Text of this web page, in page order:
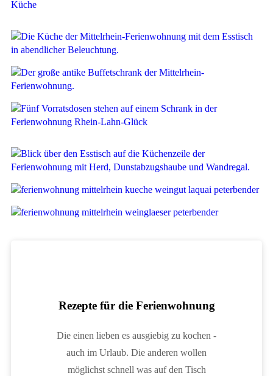
Rezepte für die Ferienwohnung
Die einen lieben es ausgiebig zu kochen -
auch im Urlaub. Die anderen wollen
möglichst schnell was auf den Tisch